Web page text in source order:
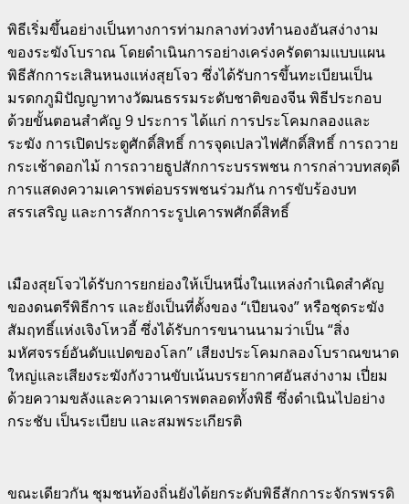
พิธีเริ่มขึ้นอย่างเป็นทางการท่ามกลางท่วงทำนองอันสง่างาม
ของระฆังโบราณ โดยดำเนินการอย่างเคร่งครัดตามแบบแผน
พิธีสักการะเสินหนงแห่งสุยโจว ซึ่งได้รับการขึ้นทะเบียนเป็น
มรดกภูมิปัญญาทางวัฒนธรรมระดับชาติของจีน พิธีประกอบ
ด้วยขั้นตอนสำคัญ 9 ประการ ได้แก่ การประโคมกลองและ
ระฆัง การเปิดประตูศักดิ์สิทธิ์ การจุดเปลวไฟศักดิ์สิทธิ์ การถวาย
กระเช้าดอกไม้ การถวายธูปสักการะบรรพชน การกล่าวบทสดุดี
การแสดงความเคารพต่อบรรพชนร่วมกัน การขับร้องบท
สรรเสริญ และการสักการะรูปเคารพศักดิ์สิทธิ์
เมืองสุยโจวได้รับการยกย่องให้เป็นหนึ่งในแหล่งกำเนิดสำคัญ
ของดนตรีพิธีการ และยังเป็นที่ตั้งของ “เปียนจง” หรือชุดระฆัง
สัมฤทธิ์แห่งเจิงโหวอี้ ซึ่งได้รับการขนานนามว่าเป็น “สิ่ง
มหัศจรรย์อันดับแปดของโลก” เสียงประโคมกลองโบราณขนาด
ใหญ่และเสียงระฆังกังวานขับเน้นบรรยากาศอันสง่างาม เปี่ยม
ด้วยความขลังและความเคารพตลอดทั้งพิธี ซึ่งดำเนินไปอย่าง
กระชับ เป็นระเบียบ และสมพระเกียรติ
ขณะเดียวกัน ชุมชนท้องถิ่นยังได้ยกระดับพิธีสักการะจักรพรรดิ